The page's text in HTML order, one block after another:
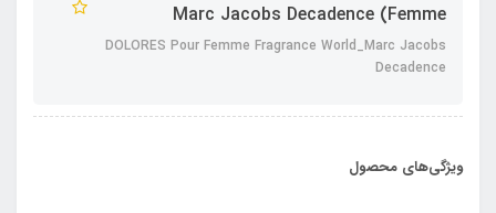
Femme) Marc Jacobs Decadence
DOLORES Pour Femme Fragrance World_Marc Jacobs
Decadence
ویژگی‌های محصول